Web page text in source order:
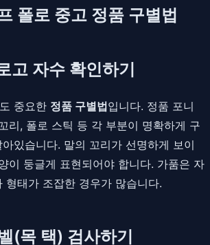
폴로 중고 정품 구별법
고 자수 확인하기
중요한 정품 구별법입니다. 정품 포니
리, 폴로 스틱 등 각 부분이 명확하게 구
있습니다. 말의 꼬리가 선명하게 보이
이 둥글게 표현되어야 합니다. 가품은 자
형태가 조잡한 경우가 많습니다.
(목 택) 검사하기